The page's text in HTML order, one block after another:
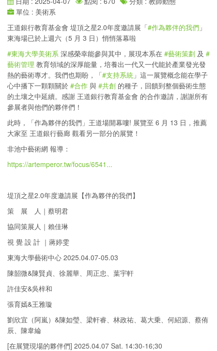
單位 : 美術系
王道銀行教育基金會 堤頂之星2.0年度邀請展「#作為夥伴的我們 」
東海場已於上週六（5 月 3 日）悄悄落幕啦
#東海大學美術系 深感榮幸能參與其中，展現本系在 #藝術策劃 及 #
藝術管理 教育領域的深厚能量，培養出一代又一代能於產業發光發
熱的藝術專才。我們也期盼，「#支持系統 」這一展覽概念能在學子
心中播下一顆顆關於 #合作 與 #共創 的種子，回饋到整個藝術生態
的土壤之中延續。感謝 王道銀行教育基金會 的合作邀請，謝謝所有
參展者與他們的夥伴們！
此時，「作為夥伴的我們」王道場開幕嘍! 展覽至 6 月 13 日，推薦
大家至 王道銀行藝廊 觀看另一部分的展覽！
非池中藝術網 報導：
https://artemperor.tw/focus/6541...
堤頂之星2.0年度邀請展【作為夥伴的我們】
策 展 人｜蔡明君
協同策展人｜賴佳琳
視 覺 設 計 ｜蔣婷雯
東海大學藝術中心 2025.04.07-05.03
陳韶微&陳賢貞、徐麗華、周正忠、葉宇軒
許佳安&吳梓和
張育嫣&王雅璇
劉欣宜（阿嵐）&陳如瑩、梁軒睿、林政祐、葛大乗、何紹源、蔡侑
辰、陳韋綸
[在展覽現場的夥伴們] 2025.04.07 Sat. 14:30-16;30